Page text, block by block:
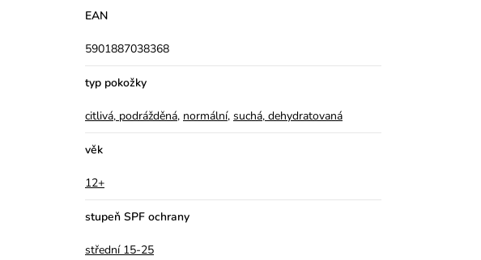
EAN
5901887038368
typ pokožky
citlivá, podrážděná, normální, suchá, dehydratovaná
věk
12+
stupeň SPF ochrany
střední 15-25